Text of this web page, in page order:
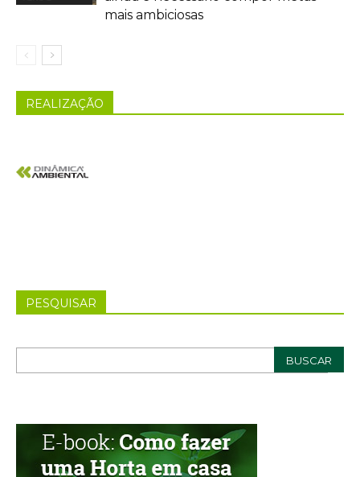
mais ambiciosas
REALIZAÇÃO
PESQUISAR